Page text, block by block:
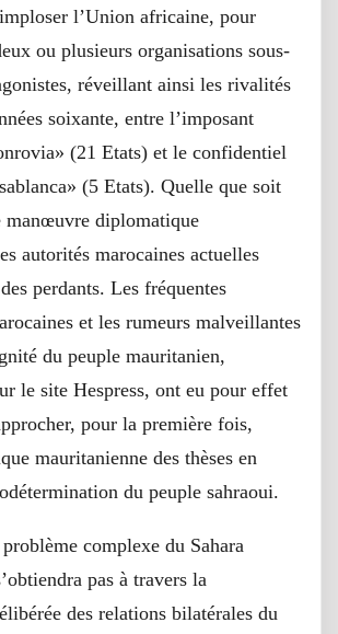
l’Union africaine, pour
ou plusieurs organisations sous-
réveillant ainsi les rivalités
soixante, entre l’imposant
(21 Etats) et le confidentiel
(5 Etats). Quelle que soit
manœuvre diplomatique
autorités marocaines actuelles
perdants. Les fréquentes
et les rumeurs malveillantes
du peuple mauritanien,
le site Hespress, ont eu pour effet
pour la première fois,
mauritanienne des thèses en
du peuple sahraoui.
complexe du Sahara
pas à travers la
des relations bilatérales du